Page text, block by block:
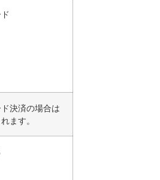
決済の場合は
ます。